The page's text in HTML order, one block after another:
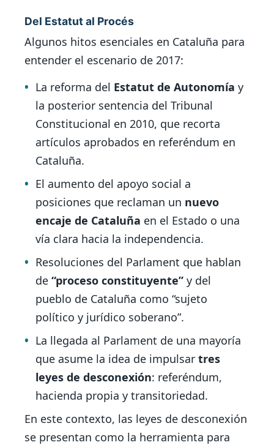
Del Estatut al Procés
Algunos hitos esenciales en Cataluña para
entender el escenario de 2017:
La reforma del Estatut de Autonomía y
la posterior sentencia del Tribunal
Constitucional en 2010, que recorta
artículos aprobados en referéndum en
Cataluña.
El aumento del apoyo social a
posiciones que reclaman un nuevo
encaje de Cataluña en el Estado o una
vía clara hacia la independencia.
Resoluciones del Parlament que hablan
de“proceso constituyente” y del
pueblo de Cataluña como “sujeto
político y jurídico soberano”.
La llegada al Parlament de una mayoría
que asume la idea de impulsartres
leyes de desconexión: referéndum,
hacienda propia y transitoriedad.
En este contexto, las leyes de desconexión
se presentan como la herramienta para